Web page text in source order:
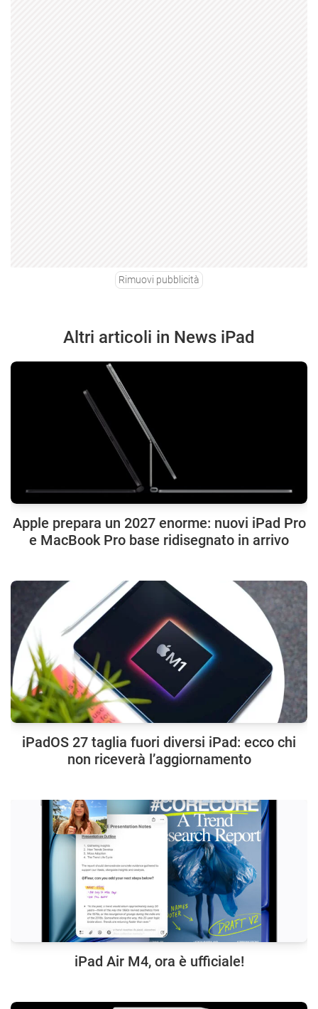
Rimuovi pubblicità
Altri articoli in News iPad
Apple prepara un 2027 enorme: nuovi iPad Pro
e MacBook Pro base ridisegnato in arrivo
iPadOS 27 taglia fuori diversi iPad: ecco chi
non riceverà l’aggiornamento
iPad Air M4, ora è ufficiale!